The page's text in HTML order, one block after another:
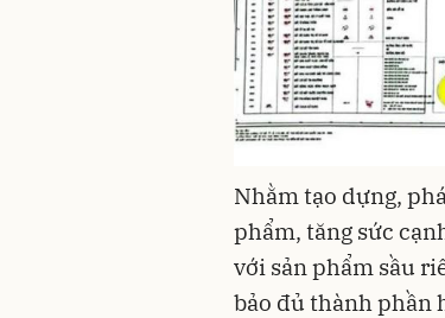
Nhằm tạo dựng,
phẩm, tăng sức
với sản phẩm sầu
bảo đủ thành phần